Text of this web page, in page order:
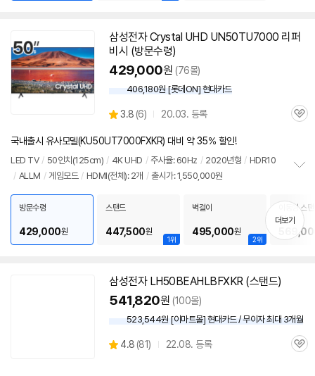
삼성전자 Crystal UHD UN50TU7000 리퍼
비시 (방문수령)
429,000원 (76몰)
406,180원 [롯데ON] 현대카드
별
점
3.8 (상
리
뷰
6) 20.03. 등록
관
국내출시 유사모델(KU50UT7000FXKR) 대비 약 35% 할인!
LED TV / 50인치 (125cm) / 4K UHD / 주사율: 60Hz / 2020년형 / HDR10
/ ALLM / 게임모드 / HDMI(전체): 2개 / 출시가: 1,550,000원
펼
치
기
방문수령
429,000원
1위
스탠드
447,500원
2위
벽걸이
495,000원
이동형 스
5MS
더보기
삼성전자 LH50BEAHLBFXKR (스탠드)
541,820원 (100몰)
523,544원 [이마트몰] 현대카드 / 무이자 최대 3개월
별
4.8 (상
81) 22.08. 등록
관